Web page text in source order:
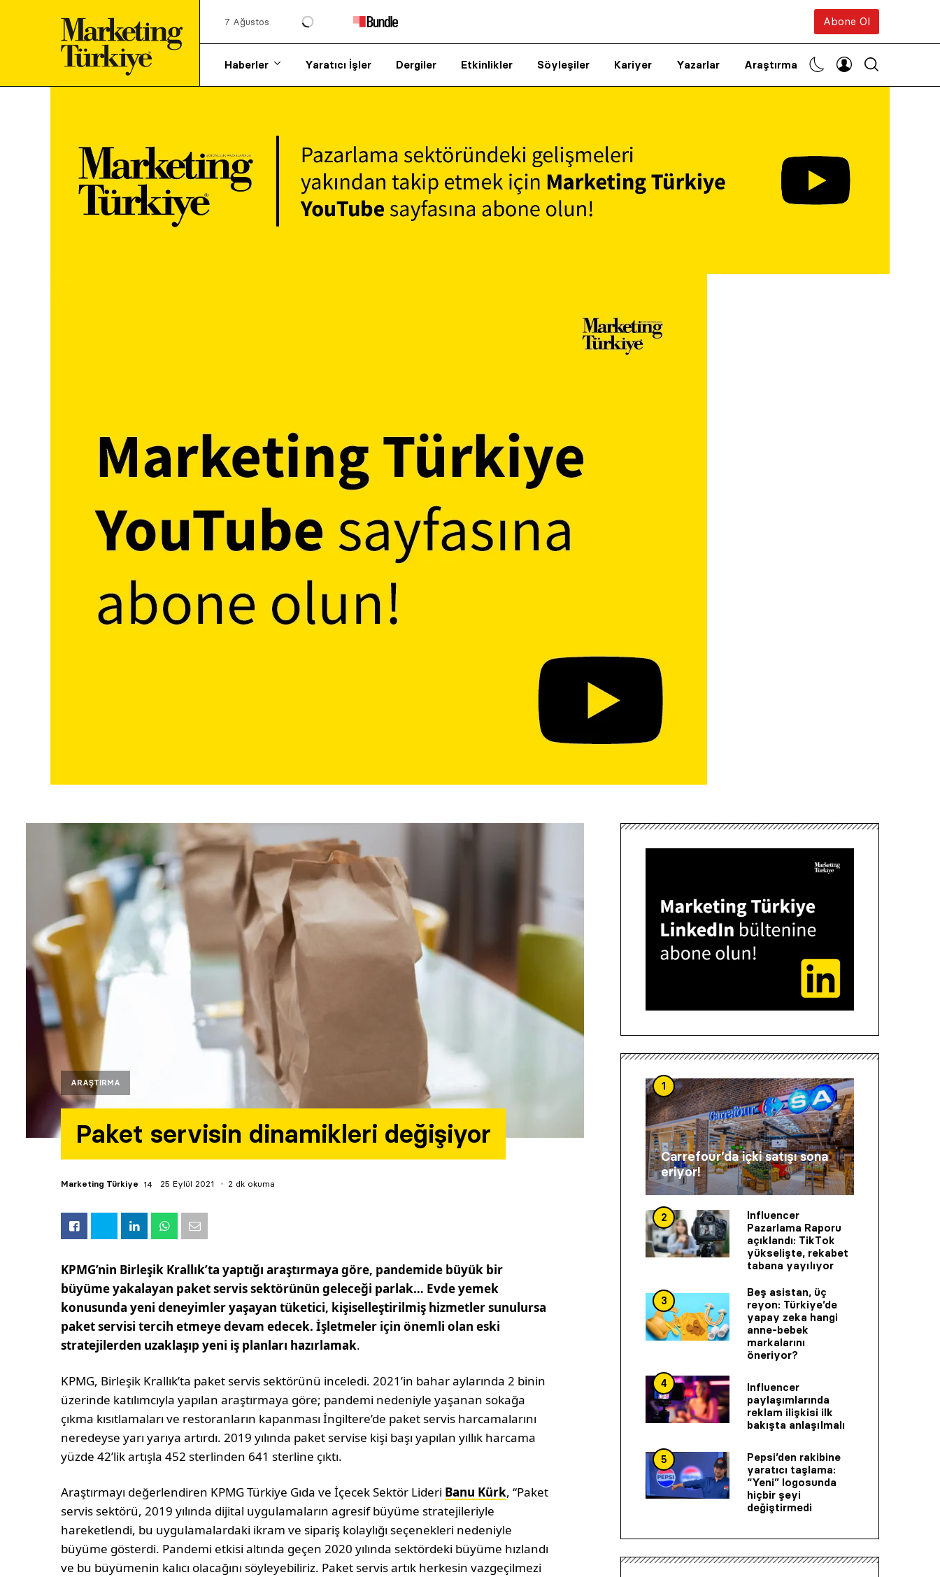
7 Ağustos Abone Ol
Haberler Yaratıcı İşler Dergiler Etkinlikler Söyleşiler Kariyer Yazarlar Araştırma
ARAŞTIRMA
Paket servisin dinamikleri değişiyor
Marketing Türkiye 25 Eylül 2021 2 dk okuma
KPMG’nin Birleşik Krallık’ta yaptığı araştırmaya göre, pandemide büyük bir
büyüme yakalayan paket servis sektörünün geleceği parlak… Evde yemek
konusunda yeni deneyimler yaşayan tüketici, kişiselleştirilmiş hizmetler sunulursa
paket servisi tercih etmeye devam edecek. İşletmeler için önemli olan eski
stratejilerden uzaklaşıp yeni iş planları hazırlamak.
KPMG, Birleşik Krallık’ta paket servis sektörünü inceledi. 2021’in bahar aylarında 2 binin
üzerinde katılımcıyla yapılan araştırmaya göre; pandemi nedeniyle yaşanan sokağa
çıkma kısıtlamaları ve restoranların kapanması İngiltere’de paket servis harcamalarını
neredeyse yarı yarıya artırdı. 2019 yılında paket servise kişi başı yapılan yıllık harcama
yüzde 42’lik artışla 452 sterlinden 641 sterline çıktı.
Araştırmayı değerlendiren KPMG Türkiye Gıda ve İçecek Sektör Lideri Banu Kürk, “Paket
servis sektörü, 2019 yılında dijital uygulamaların agresif büyüme stratejileriyle
hareketlendi, bu uygulamalardaki ikram ve sipariş kolaylığı seçenekleri nedeniyle
büyüme gösterdi. Pandemi etkisi altında geçen 2020 yılında sektördeki büyüme hızlandı
ve bu büyümenin kalıcı olacağını söyleyebiliriz. Paket servis artık herkesin vazgeçilmezi
1
Carrefour’da içki satışı sona
eriyor!
2
Influencer
Pazarlama Raporu
açıklandı: TikTok
yükselişte, rekabet
tabana yayılıyor
3
Beş asistan, üç
reyon: Türkiye’de
yapay zeka hangi
anne-bebek
markalarını
öneriyor?
4
Influencer
paylaşımlarında
reklam ilişkisi ilk
bakışta anlaşılmalı
5
Pepsi’den rakibine
yaratıcı taşlama:
“Yeni” logosunda
hiçbir şeyi
değiştirmedi